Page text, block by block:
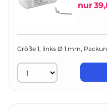
nur
Größe 1, links Ø 1 mm,